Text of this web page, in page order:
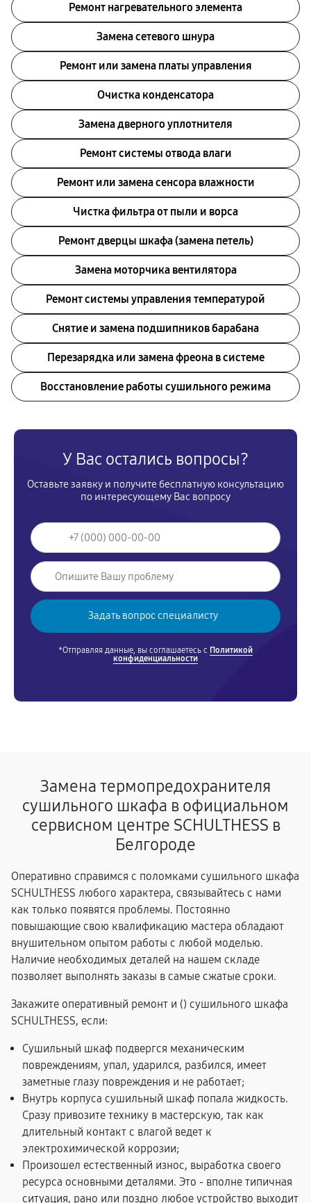
Ремонт нагревательного элемента
Замена сетевого шнура
Ремонт или замена платы управления
Очистка конденсатора
Заменa дверного уплотнителя
Ремонт системы отводa влаги
Ремонт или замена сенсора влажности
Чистка фильтра от пыли и ворса
Ремонт дверцы шкафа (замена петель)
Замена моторчика вентилятора
Ремонт системы управления температурой
Снятие и замена подшипников барабана
Перезарядка или замена фреона в системе
Восстановление работы сушильного режима
У Вас остались вопросы?
Оставьте заявку и получите бесплатную консультацию
по интересующему Вас вопросу
*Отправляя данные, вы соглашаетесь с Политикой
конфиденциальности
Замена термопредохранителя
сушильного шкафа в официальном
сервисном центре SCHULTHESS в
Белгороде
Оперативно справимся с поломками сушильного шкафа
SCHULTHESS любого характера, связывайтесь с нами
как только появятся проблемы. Постоянно
повышающие свою квалификацию мастера обладают
внушительном опытом работы с любой моделью.
Наличие необходимых деталей на нашем складе
позволяет выполнять заказы в самые сжатые сроки.
Закажите оперативный ремонт и () сушильного шкафа
SCHULTHESS, если:
Сушильный шкаф подвергся механическим
повреждениям, упал, ударился, разбился, имеет
заметные глазу повреждения и не работает;
Внутрь корпуса сушильный шкаф попала жидкость.
Сразу привозите технику в мастерскую, так как
длительный контакт с влагой ведет к
электрохимической коррозии;
Произошел естественный износ, выработка своего
ресурса основными деталями. Это - вполне типичная
ситуация, рано или поздно любое устройство выходит